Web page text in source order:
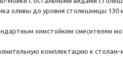
оливы до уровня столешницы 130
химстойким смесителям
комплектацию к